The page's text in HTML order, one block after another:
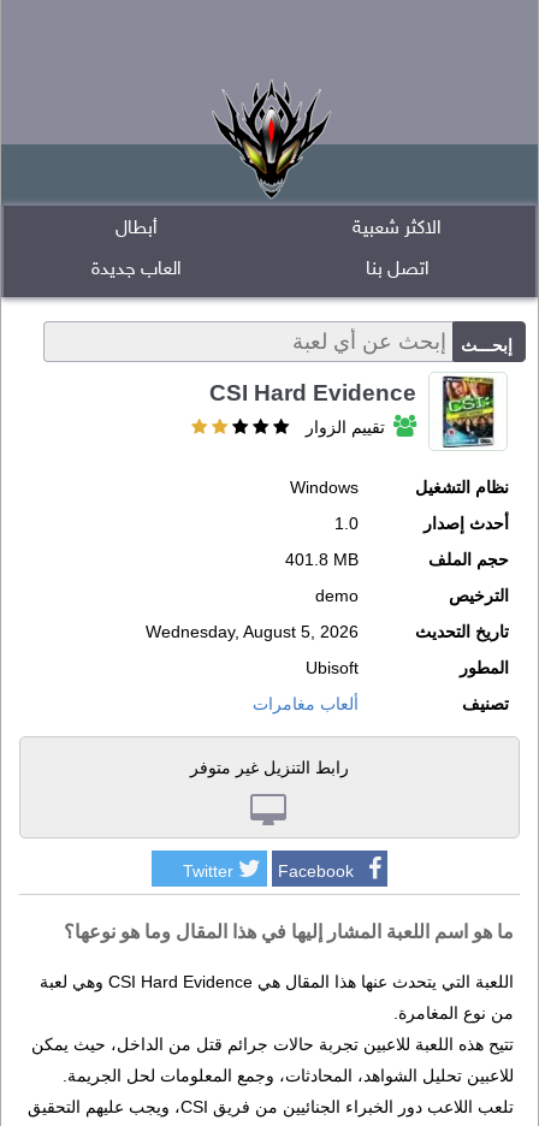
أبطال
الاكثر شعبية
العاب جديدة
اتصل بنا
CSI Hard Evidence
تقييم الزوار
نظام التشغيل
Windows
أحدث إصدار
1.0
حجم الملف
401.8 MB
الترخيص
demo
تاريخ التحديث
Wednesday, August 5, 2026
المطور
Ubisoft
تصنيف
ألعاب مغامرات
رابط التنزيل غير متوفر
Facebook
Twitter
ما هو اسم اللعبة المشار إليها في هذا المقال وما هو نوعها؟
اللعبة التي يتحدث عنها هذا المقال هي CSI Hard Evidence وهي لعبة
من نوع المغامرة.
تتيح هذه اللعبة للاعبين تجربة حالات جرائم قتل من الداخل، حيث يمكن
للاعبين تحليل الشواهد، المحادثات، وجمع المعلومات لحل الجريمة.
تلعب اللاعب دور الخبراء الجنائيين من فريق CSI، ويجب عليهم التحقيق